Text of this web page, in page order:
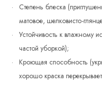
Степень блеска
матовое, шелковисто-
Устойчивость к влажному
частой уборкой);
Кроющая способность
хорошо краска